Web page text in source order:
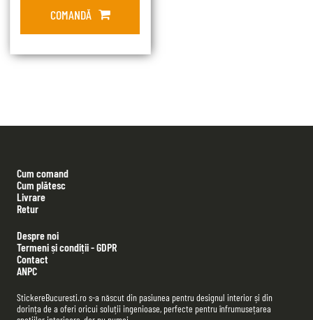
COMANDĂ
Cum comand
Cum plătesc
Livrare
Retur
Despre noi
Termeni și condiții - GDPR
Contact
ANPC
StickereBucuresti.ro s-a născut din pasiunea pentru designul interior și din
dorința de a oferi oricui soluții ingenioase, perfecte pentru înfrumusețarea